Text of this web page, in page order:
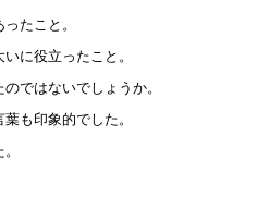
たこと。
に役立ったこと。
ではないでしょうか。
も印象的でした。